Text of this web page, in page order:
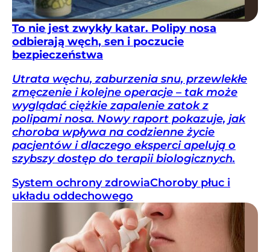
To nie jest zwykły katar. Polipy nosa
odbierają węch, sen i poczucie
bezpieczeństwa
Utrata węchu, zaburzenia snu, przewlekłe
zmęczenie i kolejne operacje – tak może
wyglądać ciężkie zapalenie zatok z
polipami nosa. Nowy raport pokazuje, jak
choroba wpływa na codzienne życie
pacjentów i dlaczego eksperci apelują o
szybszy dostęp do terapii biologicznych.
System ochrony zdrowiaChoroby płuc i
układu oddechowego